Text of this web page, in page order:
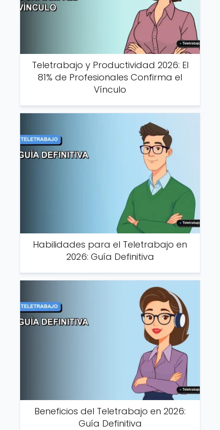
Teletrabajo y Productividad 2026: El
81% de Profesionales Confirma el
Vínculo
Habilidades para el Teletrabajo en
2026: Guía Definitiva
Beneficios del Teletrabajo en 2026:
Guía Definitiva